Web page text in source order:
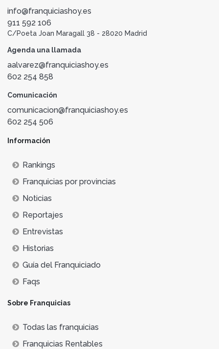
info@franquiciashoy.es
911 592 106
C/Poeta Joan Maragall 38 - 28020 Madrid
Agenda una llamada
aalvarez@franquiciashoy.es
602 254 858
Comunicación
comunicacion@franquiciashoy.es
602 254 506
Información
Rankings
Franquicias por provincias
Noticias
Reportajes
Entrevistas
Historias
Guía del Franquiciado
Faqs
Sobre Franquicias
Todas las franquicias
Franquicias Rentables